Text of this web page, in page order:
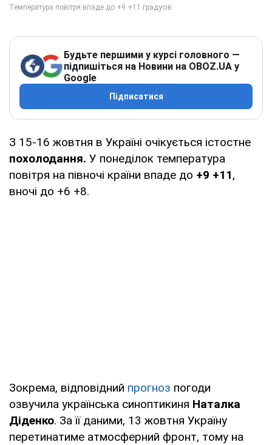
Будьте першими у курсі головного —
підпишіться на Новини на OBOZ.UA у
Google
Підписатися
З 15-16 жовтня в Україні очікується істостне
похолодання. У понеділок температура
повітря на півночі країни впаде до +9 +11,
вночі до +6 +8.
Зокрема, відповідний прогноз погоди
озвучила українська синоптикиня Наталка
Діденко. За її даними, 13 жовтня Україну
перетинатиме атмосферний фронт, тому на